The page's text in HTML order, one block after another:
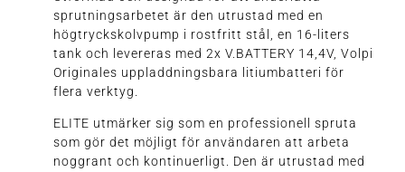
sprutningsarbetet är den utrustad med en
högtryckskolvpump i rostfritt stål, en 16-liters
tank och levereras med 2x V.BATTERY 14,4V, Volpi
Originales uppladdningsbara litiumbatteri för
flera verktyg.
ELITE utmärker sig som en professionell spruta
som gör det möjligt för användaren att arbeta
noggrant och kontinuerligt. Den är utrustad med